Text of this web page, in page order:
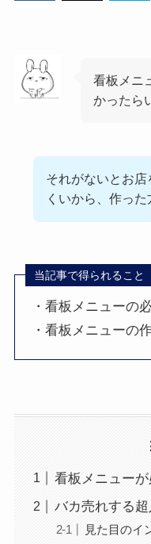
看板メニ
かったら
それがないとお
くいから、作った
当記事で得られること
・看板メニューの
・看板メニューの
看板メニュー
バカ売れする
見た目のイ